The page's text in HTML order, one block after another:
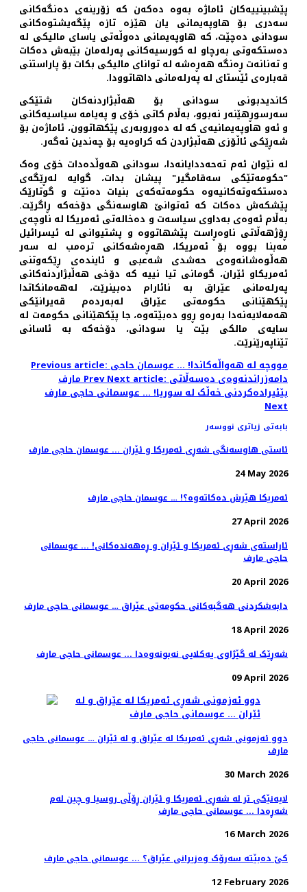
پێشبینییەکان ئاماژە بەوە دەکەن کە زۆرینەی دەنگەکانی
سەدری بۆ هاوپەیمانی یان هێزە تازە پێگەیشتوەکانی
سودانی دەچێت، کە هاوپەیمانی دەوڵەتی یاسای مالیکی لە
دەستکەوتی بەرچاو لە کورسیەکانی پەرلەمان بێبەش دەکات
و تەنانەت ڕەنگە هەڕەشە لە توانای مالیکی بکات بۆ پاراستنی
قەبارەی ئێستای لە پەرلەمانی داهاتوودا.
کاندیدبونی سودانی بۆ هەڵبژاردنەکان شتێکی
سەرسوڕهێنەر نەبوو، بەڵام کاتی خۆی و پەیامە سیاسیەکانی
و ئەو هاوپەیمانیەی کە لە دەوروبەری پێکهاتوون، ئاماژەن بۆ
شەڕێکی ئاڵۆزی هەڵبژاردن کە کراوەیە بۆ چەندین ئەگەر.
لە نێوان ئەم تەحەددایانەدا، سودانی هەوڵدەدات خۆی وەک
"حکومەتێکی سەقامگیر" پیشان بدات، گوایە لەڕێگەی
دەستکەوتەکانیەوە حکومەتەکەی بنیات دەنێت و گوتارێک
پێشکەش دەکات کە ئەتوانێ هاوسەنگی دۆخەکە ڕاگرێت.
بەڵام ئەوەی بەداوی سیاسەت و دەخالەتی ئەمریکا لە ناوچەی
ڕۆژهەڵاتی ناوەڕاست پێشهاتووە و پشتیوانی لە ئیسرائیل
مەبنا بووە بۆ ئەمریکا، هەڕەشەکانی ترەمب لە سەر
هەڵوەشانەوەی حەشدی شەعبی و ئایندەی ڕێکەوتنی
ئەمریکاو ئێران، گومانی تیا نییە کە دۆخی هەڵبژاردنەکانی
پەرلەمانی عێراق بە نائارام دەبینرێت، لەهەمانکاتدا
پێکهێنانی حکومەتی عێراق لەبەردەم قەیرانێکی
هەمەلایەنەدا بەرەو ڕوو دەبێتەوە، جا پێکهێنانی حکومەت لە
سایەی مالکی بێت یا سودانی، دۆخەکە بە ئاسانی
تێناپەرێنرێت.
Previous article: مووچە لە هەواڵەکاندا! ... عوسمان حاجی
مارفPrevNext article: دامەزراندنەوەی دەسەڵاتی
بێئیرادەکردنی خەڵک لە سوریا! … عوسمانی حاجی مارف
Next
بابەتی زیاتری نووسەر
ئاستی هاوسەنگی شەڕی ئەمریکا و ئێران ... عوسمان حاجی مارف
24 May 2026
ئەمریکا هێرش دەکاتەوە؟! … عوسمان حاجی مارف
27 April 2026
ئاراستەی شەڕی ئەمریکا و ئێران و ڕەهەندەکانی! ... عوسمانی
حاجی مارف
20 April 2026
دابەشکردنی هەگبەکانی حکومەتی عێراق … عوسمانی حاجی مارف
18 April 2026
شەڕێک لە گێژاوی یەکلایی نەبونەوەدا ... عوسمانی حاجی مارف
09 April 2026
دوو ئەزمونی شەڕی ئەمریکا لە عێراق و لە ئێران … عوسمانی حاجی
مارف
30 March 2026
لایەنێکی تر لە شەڕی ئەمریکا و ئێران ڕۆڵی روسیا و چین لەم
شەڕەدا ... عوسمانی حاجی مارف
16 March 2026
کێ دەبێتە سەرۆک وەزیرانی عێراق؟ ... عوسمانی حاجی مارف
12 February 2026